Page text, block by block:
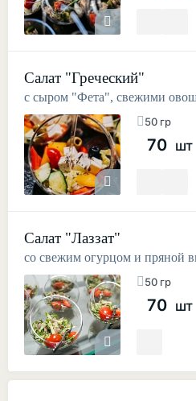
50 гр
Салат "Греческий"
с сыром "Фета", свежими
70 шт
50 гр
Салат "Лаззат"
со свежим огурцом и пряной
70 шт